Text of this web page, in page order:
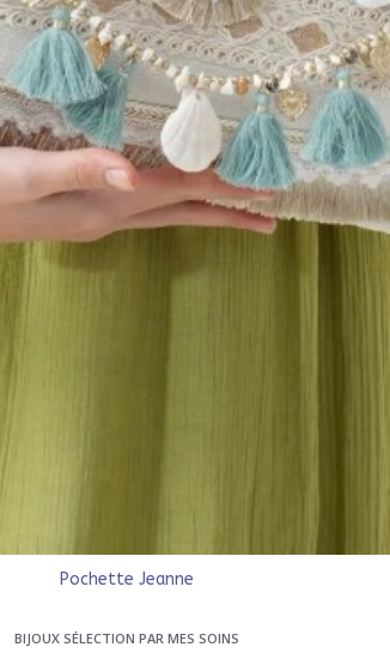
Pochette Jeanne
BIJOUX SÉLECTION PAR MES SOINS